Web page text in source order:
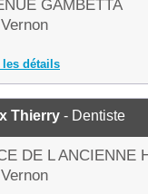
GAMBETTA
détails
Thierry - Dentiste
DE L ANCIENNE